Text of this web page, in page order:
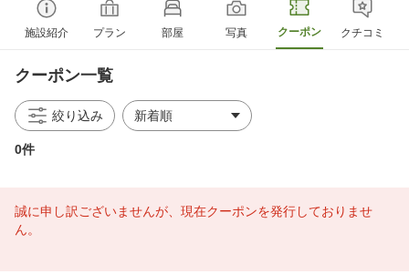
施設紹介 プラン 部屋 写真 クーポン クチコミ
クーポン一覧
絞り込み
0件
誠に申し訳ございませんが、現在クーポンを発行しておりませ
ん。